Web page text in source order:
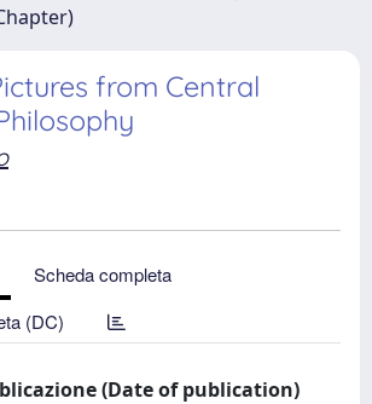
from Central
Scheda completa
(DC)
(Date of publication)